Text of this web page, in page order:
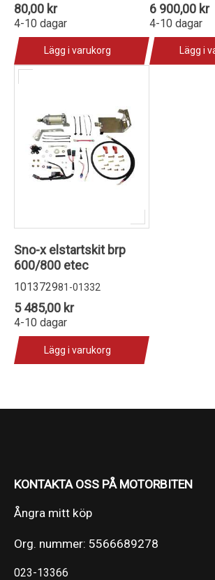
80,00 kr
4-10 dagar
Lägg i varukorg
6 900,00 kr
4-10 dagar
Lägg i
Sno-x elstartskit brp
600/800 etec
101372981-01332
5 485,00 kr
4-10 dagar
Lägg i varukorg
KONTAKTA OSS PÅ MOTORBITEN
Ångra mitt köp
Org. nummer: 5566689278
023-13366